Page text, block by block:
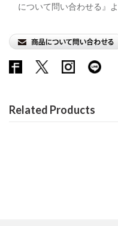
について問い合わせる』
Related Products